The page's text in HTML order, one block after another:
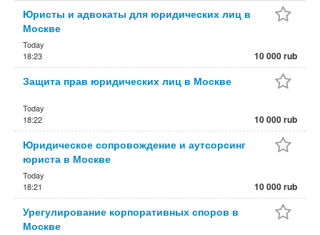
Юристы и адвокаты для юридических лиц в
Москве
Today
18:23
10 000 rub
Защита прав юридических лиц в Москве
Today
18:22
10 000 rub
Юридическое сопровождение и аутсорсинг
юриста в Москве
Today
18:21
10 000 rub
Урегулирование корпоративных споров в
Москве